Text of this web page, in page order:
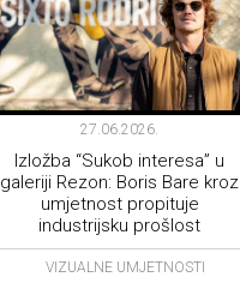
27.06.2026.
Izložba “Sukob interesa” u
galeriji Rezon: Boris Bare kroz
umjetnost propituje
industrijsku prošlost
VIZUALNE UMJETNOSTI